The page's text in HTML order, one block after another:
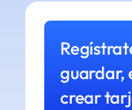
guardar,
crear